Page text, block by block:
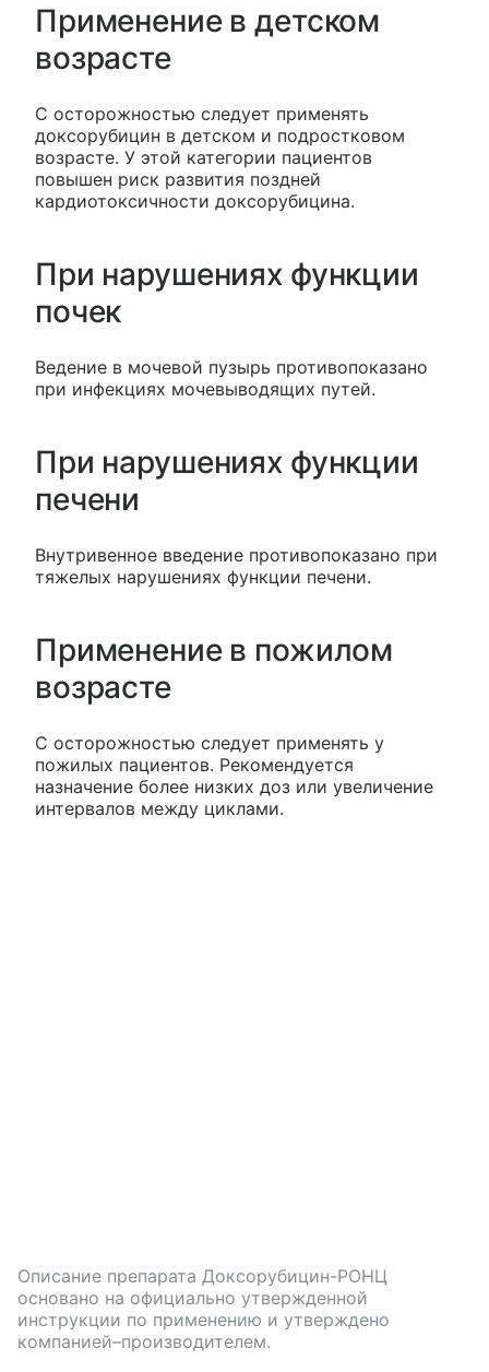
Применение в детском
возрасте
С осторожностью следует применять
доксорубицин в детском и подростковом
возрасте. У этой категории пациентов
повышен риск развития поздней
кардиотоксичности доксорубицина.
При нарушениях функции
почек
Ведение в мочевой пузырь противопоказано
при инфекциях мочевыводящих путей.
При нарушениях функции
печени
Внутривенное введение противопоказано при
тяжелых нарушениях функции печени.
Применение в пожилом
возрасте
С осторожностью следует применять у
пожилых пациентов. Рекомендуется
назначение более низких доз или увеличение
интервалов между циклами.
Описание препарата Доксорубицин-РОНЦ
основано на официально утвержденной
инструкции по применению и утверждено
компанией–производителем.